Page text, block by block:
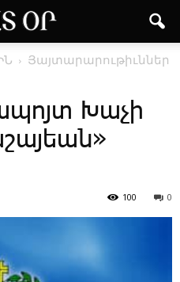
Յայտարարութիւններ
Խաչի
0
100